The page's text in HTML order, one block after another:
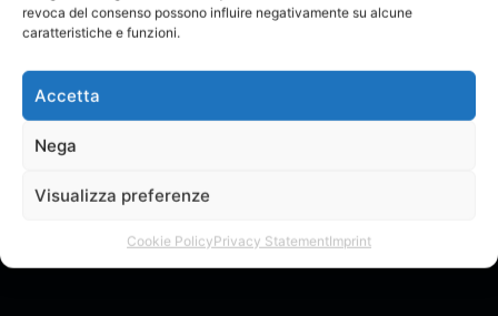
revoca del consenso possono influire negativamente su alcune
caratteristiche e funzioni.
Accetta
Nega
Visualizza preferenze
Cookie PolicyPrivacy StatementImprint
Glitch
Ascolta